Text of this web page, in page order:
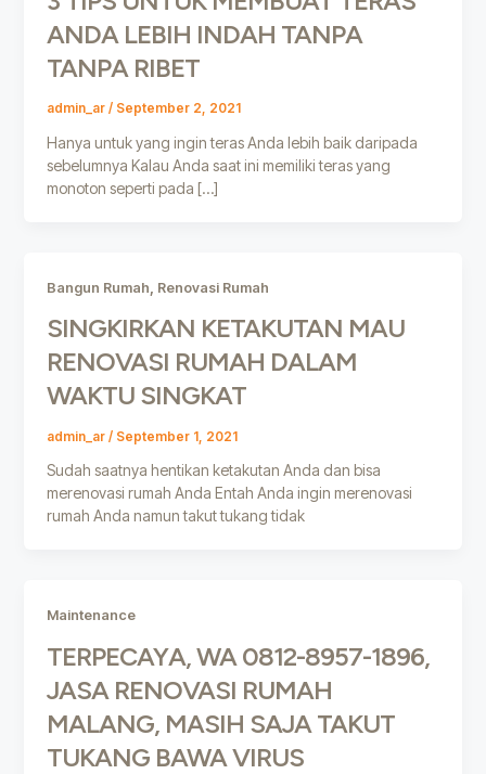
ANDA LEBIH INDAH TANPA
TANPA RIBET
admin_ar / September 2, 2021
Hanya untuk yang ingin teras Anda lebih baik daripada
sebelumnya Kalau Anda saat ini memiliki teras yang
monoton seperti pada […]
Bangun Rumah Renovasi Rumah
SINGKIRKAN KETAKUTAN MAU
RENOVASI RUMAH DALAM
WAKTU SINGKAT
admin_ar / September 1, 2021
Sudah saatnya hentikan ketakutan Anda dan bisa
merenovasi rumah Anda Entah Anda ingin merenovasi
rumah Anda namun takut tukang tidak
Maintenance
TERPECAYA, WA 0812-8957-1896,
JASA RENOVASI RUMAH
MALANG, MASIH SAJA TAKUT
TUKANG BAWA VIRUS